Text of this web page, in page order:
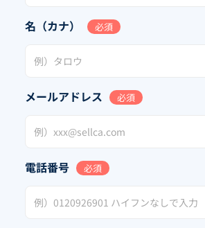
名（カナ） 必須
メールアドレス 必須
電話番号 必須